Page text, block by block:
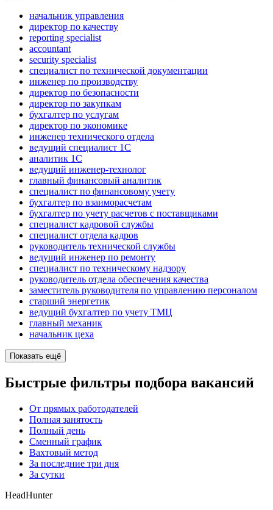
начальник управления
директор по качеству
reporting specialist
accountant
security specialist
специалист по технической документации
инженер по производству
директор по безопасности
директор по закупкам
бухгалтер по услугам
директор по экономике
инженер технического отдела
ведущий специалист 1С
аналитик 1C
ведущий инженер-технолог
главный финансовый аналитик
специалист по финансовому учету
бухгалтер по взаиморасчетам
бухгалтер по учету расчетов с поставщиками
специалист кадровой службы
специалист отдела кадров
руководитель технической службы
ведущий инженер по ремонту
специалист по техническому надзору
руководитель отдела обеспечения качества
заместитель руководителя по управлению персоналом
старший энергетик
ведущий бухгалтер по учету ТМЦ
главный механик
начальник цеха
Показать ещё
Быстрые фильтры подбора вакансий
От прямых работодателей
Полная занятость
Полный день
Сменный график
Вахтовый метод
За последние три дня
За сутки
HeadHunter